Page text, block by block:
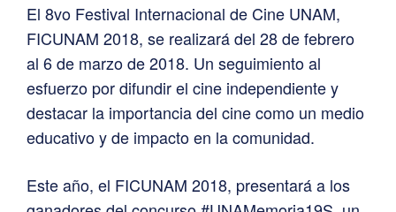
El 8vo Festival Internacional de Cine UNAM,
FICUNAM 2018, se realizará del 28 de febrero
al 6 de marzo de 2018. Un seguimiento al
esfuerzo por difundir el cine independiente y
destacar la importancia del cine como un medio
educativo y de impacto en la comunidad.
Este año, el FICUNAM 2018, presentará a los